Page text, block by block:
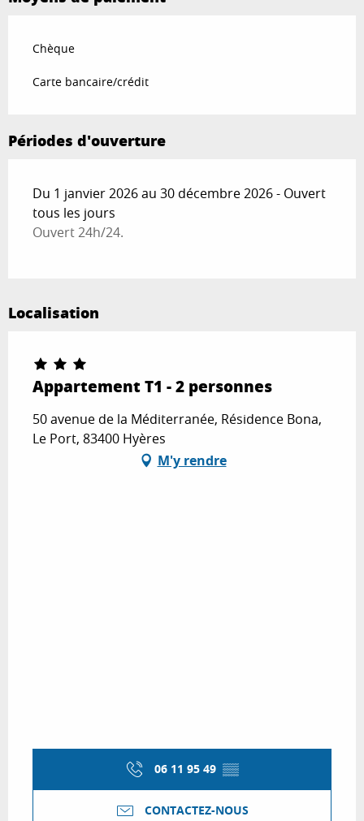
Chèque
Carte bancaire/crédit
Périodes d'ouverture
Du 1 janvier 2026 au 30 décembre 2026 - Ouvert
tous les jours
Ouvert 24h/24.
Localisation
Appartement T1 - 2 personnes
50 avenue de la Méditerranée, Résidence Bona,
Le Port, 83400 Hyères
M'y rendre
06 11 95 49 ▒▒
CONTACTEZ-NOUS